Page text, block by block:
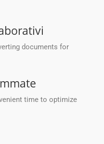
documents for
time to optimize